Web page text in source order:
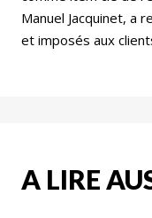
Manuel Jacquinet, a
et imposés aux
A LIRE